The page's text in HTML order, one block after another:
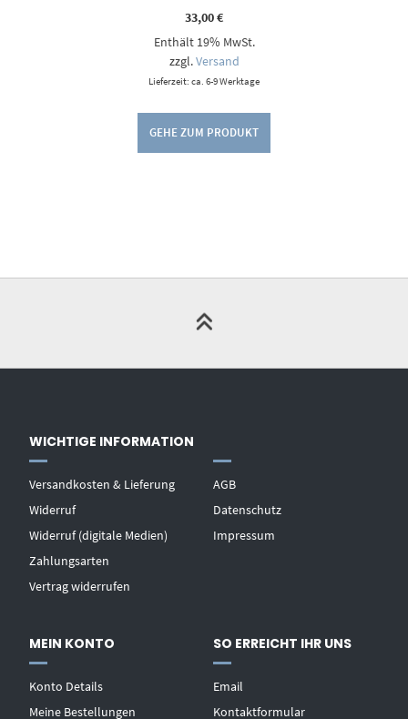
33,00€
Enthält 19% MwSt.
zzgl.Versand
Lieferzeit: ca. 6-9 Werktage
GEHE ZUM PRODUKT
WICHTIGE INFORMATION
Versandkosten & Lieferung
Widerruf
Widerruf (digitale Medien)
Zahlungsarten
Vertrag widerrufen
AGB
Datenschutz
Impressum
MEIN KONTO
Konto Details
Meine Bestellungen
SO ERREICHT IHR UNS
Email
Kontaktformular